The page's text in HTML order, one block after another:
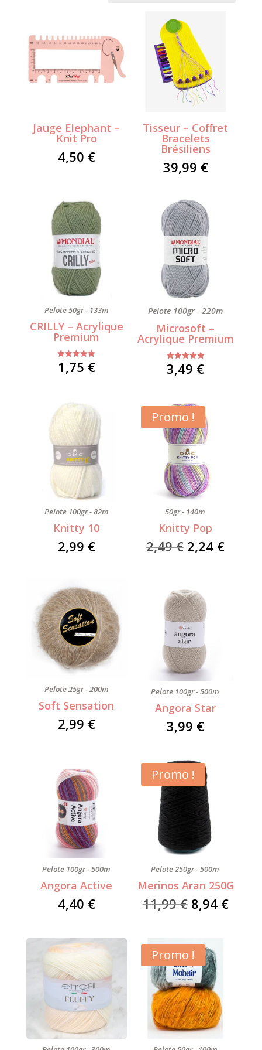
au
plus
ancien
Jauge Elephant –
Knit Pro
4,50 €
Tisseur – Coffret
Bracelets
Brésiliens
39,99 €
Pelote 50gr - 133m
CRILLY – Acrylique
Premium
Note
5.00
1,75 €
Pelote 100gr - 220m
Microsoft –
Acrylique Premium
Note
5.00
3,49 €
Pelote 100gr - 82m
Knitty 10
2,99 €
Promo !
50gr - 140m
Knitty Pop
2,49€ Le
était :
2,49 €.
2,24 €Le
Pelote 25gr - 200m
Soft Sensation
2,99 €
Pelote 100gr - 500m
Angora Star
3,99 €
Pelote 100gr - 500m
Angora Active
4,40 €
Promo !
Pelote 250gr - 500m
Merinos Aran 250G
11,99€ Le
était :
11,99 €.
8,94 €Le
Promo !